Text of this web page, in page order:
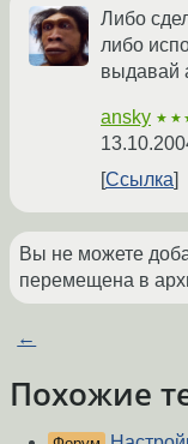
Либо
либо
выдавай
ansky
Ссылка
Вы не можете
перемещена в
←
Похожие